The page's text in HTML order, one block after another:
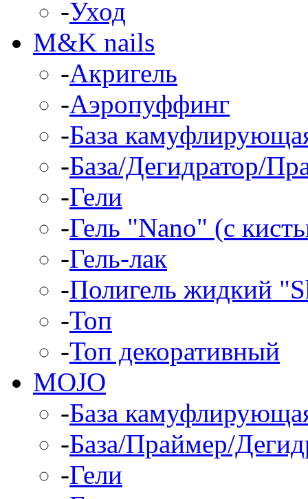
-Уход
M&K nails
-Акригель
-Аэропуффинг
-База
-База/Дегидратор/
-Гели
-Гель "Nano" (с
-Гель-лак
-Полигель жидкий
-Топ
-Топ декоративный
MOJO
-База
-База/Праймер/
-Гели